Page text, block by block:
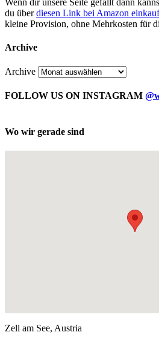
Wenn dir unsere Seite gefällt dann
du überdiesen Link bei Amazon
kleine Provision, ohne Mehrkosten für
Archive
Archive
FOLLOW US ON INSTAGRAM
Wo wir gerade sind
Zell am See, Austria